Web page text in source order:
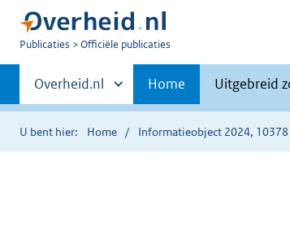
U
Publicaties Officiële publicaties
Primaire
navigatie
Andere
sites
binnen
Overheid.nl Home Uitgebreid
U bent hier: Home Informatieobject 2024, 10378